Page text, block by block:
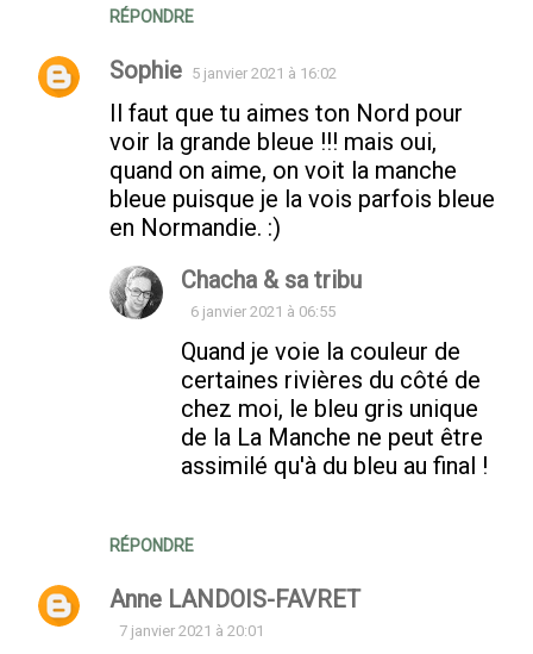
RÉPONDRE
Sophie 5 janvier 2021 à 16:02
Il faut que tu aimes ton Nord pour
voir la grande bleue !!! mais oui,
quand on aime, on voit la manche
bleue puisque je la vois parfois bleue
en Normandie. :)
RÉPONDRE
Chacha & sa tribu
6 janvier 2021 à 06:55
Quand je voie la couleur de
certaines rivières du côté de
chez moi, le bleu gris unique
de la La Manche ne peut être
assimilé qu'à du bleu au final !
Anne LANDOIS-FAVRET
7 janvier 2021 à 20:01